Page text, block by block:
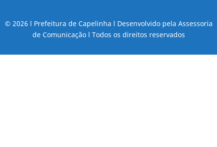
© 2026 l Prefeitura de Capelinha l Desenvolvido pela Assessoria
de Comunicação l Todos os direitos reservados